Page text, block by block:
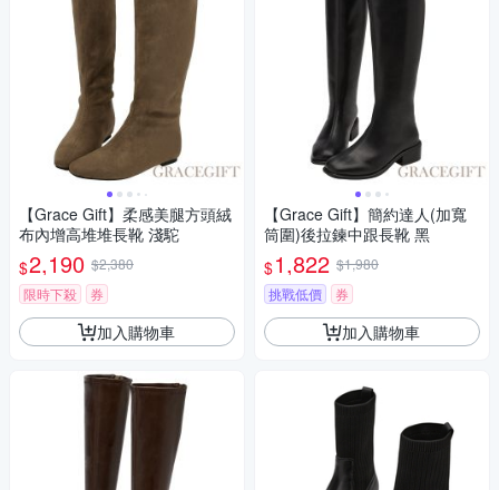
【Grace Gift】柔感美腿方頭絨
布內增高堆堆長靴 淺駝
$2,190 $2,380
限時下殺
券
加入購物車
【Grace Gift】簡約達人(加寬
筒圍)後拉鍊中跟長靴 黑
$1,822 $1,980
挑戰低價
券
加入購物車